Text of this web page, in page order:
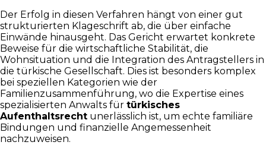
Der Erfolg in diesen Verfahren hängt von einer gut
strukturierten Klageschrift ab, die über einfache
Einwände hinausgeht. Das Gericht erwartet konkrete
Beweise für die wirtschaftliche Stabilität, die
Wohnsituation und die Integration des Antragstellers in
die türkische Gesellschaft. Dies ist besonders komplex
bei speziellen Kategorien wie der
Familienzusammenführung, wo die Expertise eines
spezialisierten Anwalts für türkisches
Aufenthaltsrecht unerlässlich ist, um echte familiäre
Bindungen und finanzielle Angemessenheit
nachzuweisen.